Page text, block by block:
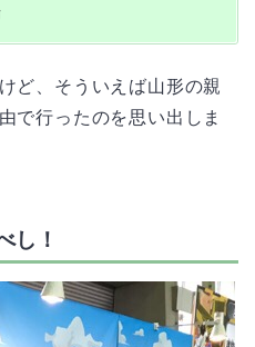
ど、そういえば山形の親
で行ったのを思い出しま
し！